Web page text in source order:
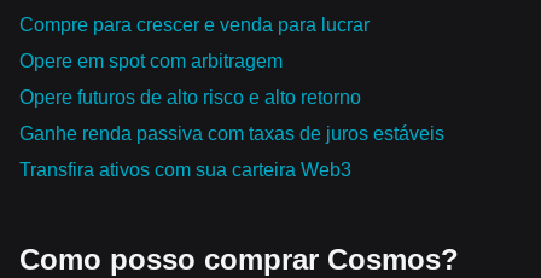
Compre para crescer e venda para lucrar
Opere em spot com arbitragem
Opere futuros de alto risco e alto retorno
Ganhe renda passiva com taxas de juros estáveis
Transfira ativos com sua carteira Web3
Como posso comprar Cosmos?